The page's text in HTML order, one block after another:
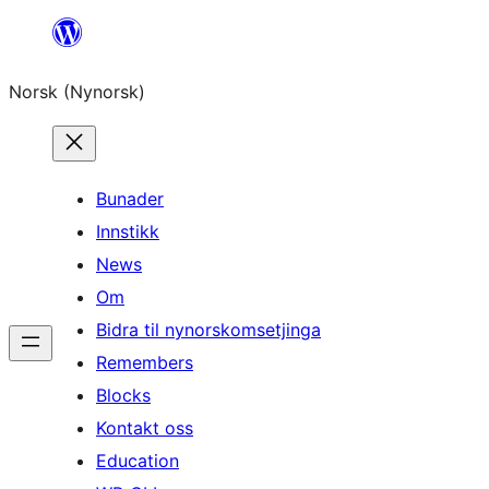
content
Norsk (Nynorsk)
Bunader
Innstikk
News
Om
Bidra til nynorskomsetjinga
Remembers
Blocks
Kontakt oss
Education